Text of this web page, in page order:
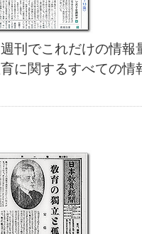
刊でこれだけの情
に関するすべての情